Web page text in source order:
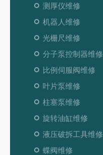
测厚仪维修
机器人维修
光栅尺维修
分子泵控制器维修
比例伺服阀维修
叶片泵维修
柱塞泵维修
旋转油缸维修
液压破拆工具维修
蝶阀维修